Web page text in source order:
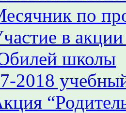
по
в
школы
2018